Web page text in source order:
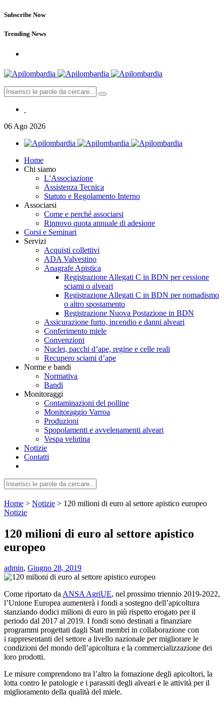
Subscribe Now
Trending News
06 Ago 2026
Home
Chi siamo
L’Associazione
Assistenza Tecnica
Statuto e Regolamento Interno
Associarsi
Come e perché associarsi
Rinnovo quota annuale di adesione
Corsi e Seminari
Servizi
Acquisti collettivi
ADA Valvestino
Anagrafe Apistica
Registrazione Allegati C in BDN per cessione
sciami o alveari
Registrazione Allegati C in BDN per nomadismo
o altro spostamento
Registrazione Nuova Postazione in BDN
Assicurazione furto, incendio e danni alveari
Conferimento miele
Convenzioni
Nuclei, pacchi d’ape, regine e celle reali
Recupero sciami d’ape
Norme e bandi
Normativa
Bandi
Monitoraggi
Contaminazioni del polline
Monitoraggio Varroa
Produzioni
Spopolamenti e avvelenamenti alveari
Vespa velutina
Notizie
Contatti
Home > Notizie > 120 milioni di euro al settore apistico europeo
Notizie
120 milioni di euro al settore apistico
europeo
admin, Giugno 28, 2019
Come riportato daANSA AgriUE, nel prossimo triennio 2019-2022,
l’Unione Europea aumenterà i fondi a sostegno dell’apicoltura
stanziando dodici milioni di euro in più rispetto erogato per il
periodo dal 2017 al 2019. I fondi sono destinati a finanziare
programmi progettati dagli Stati membri in collaborazione con
i rappresentanti del settore a livello nazionale per migliorare le
condizioni del mondo dell’apicoltura e la commercializzazione dei
loro prodotti.
Le misure comprendono tra l’altro la fomazione degli apicoltori, la
lotta contro le patologie e i parassiti degli alveari e le attività per il
miglioramento della qualità del miele.